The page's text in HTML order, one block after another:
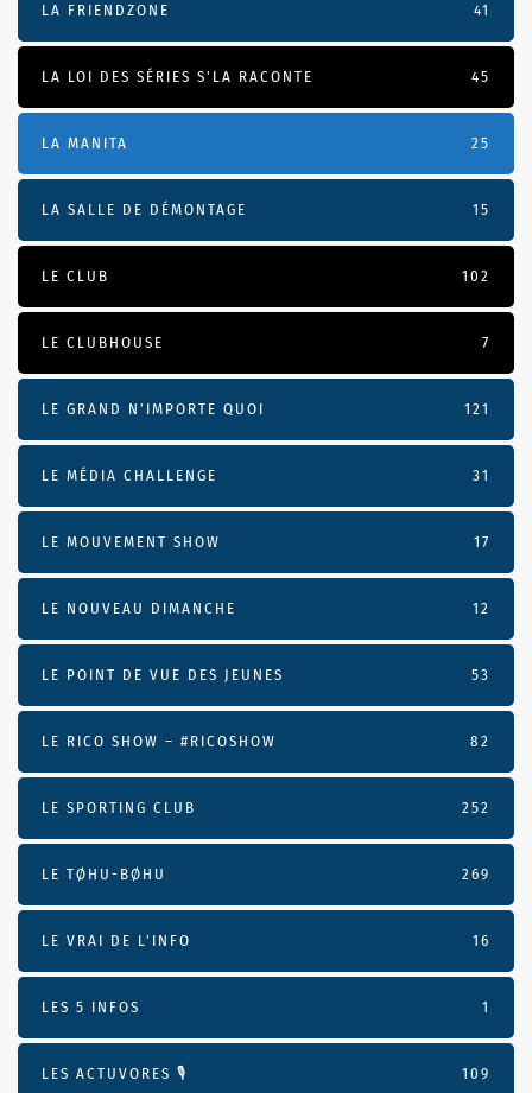
LA FRIENDZONE 41
LA LOI DES SÉRIES S'LA RACONTE 45
LA MANITA 25
LA SALLE DE DÉMONTAGE 15
LE CLUB 102
LE CLUBHOUSE 7
LE GRAND N’IMPORTE QUOI 121
LE MÉDIA CHALLENGE 31
LE MOUVEMENT SHOW 17
LE NOUVEAU DIMANCHE 12
LE POINT DE VUE DES JEUNES 53
LE RICO SHOW – #RICOSHOW 82
LE SPORTING CLUB 252
LE TØHU-BØHU 269
LE VRAI DE L’INFO 16
LES 5 INFOS 1
LES ACTUVORES 🎙 109